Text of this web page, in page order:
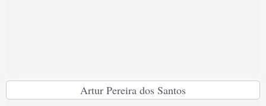
Artur Pereira dos Santos